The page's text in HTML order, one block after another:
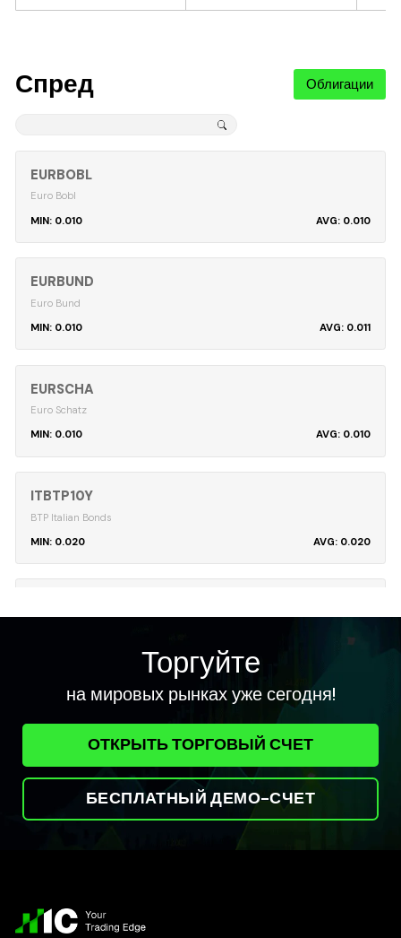
Спред Облигации
EURBOBL
Euro Bobl
0.010
0.010
EURBUND
Euro Bund
0.010
0.011
EURSCHA
Euro Schatz
0.010
0.010
ITBTP10Y
BTP Italian Bonds
0.020
0.020
0.034
UST05Y
UST10Y
Торгуйте
на мировых рынках уже сегодня!
ОТКРЫТЬ ТОРГОВЫЙ СЧЕТ
БЕСПЛАТНЫЙ ДЕМО-СЧЕТ